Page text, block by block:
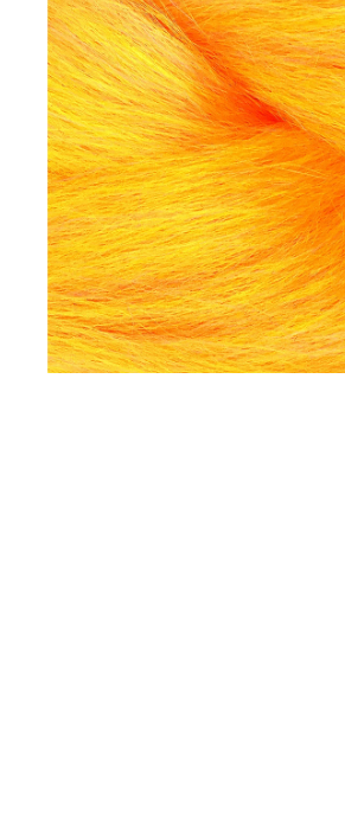
€0,60